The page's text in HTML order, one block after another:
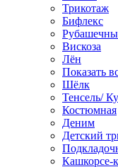
Трикотаж
Бифлекс
Вискоза
Лён
Показать
Шёлк
Тенсель/
Костюмная
Деним
Детский
Кашкорсе-